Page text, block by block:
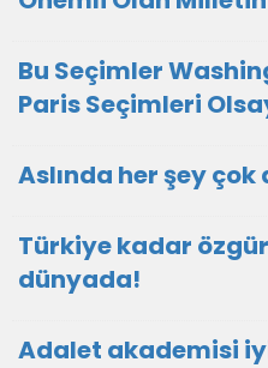
Bu Seçimler
Paris Seçimleri
Aslında her şey çok
Türkiye kadar
dünyada!
Adalet akademisi